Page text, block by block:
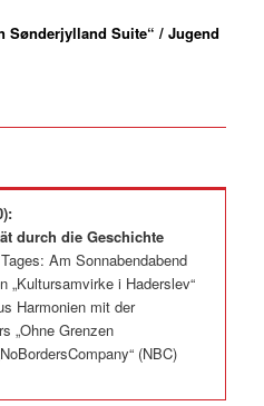
Sønderjylland Suite“ / Jugend
durch die Geschichte
Am Sonnabendabend
„Kultursamvirke i Haderslev“
Harmonien mit der
„Ohne Grenzen
(NBC)